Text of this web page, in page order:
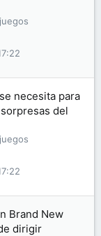
necesita para
del
Brand New
dirigir